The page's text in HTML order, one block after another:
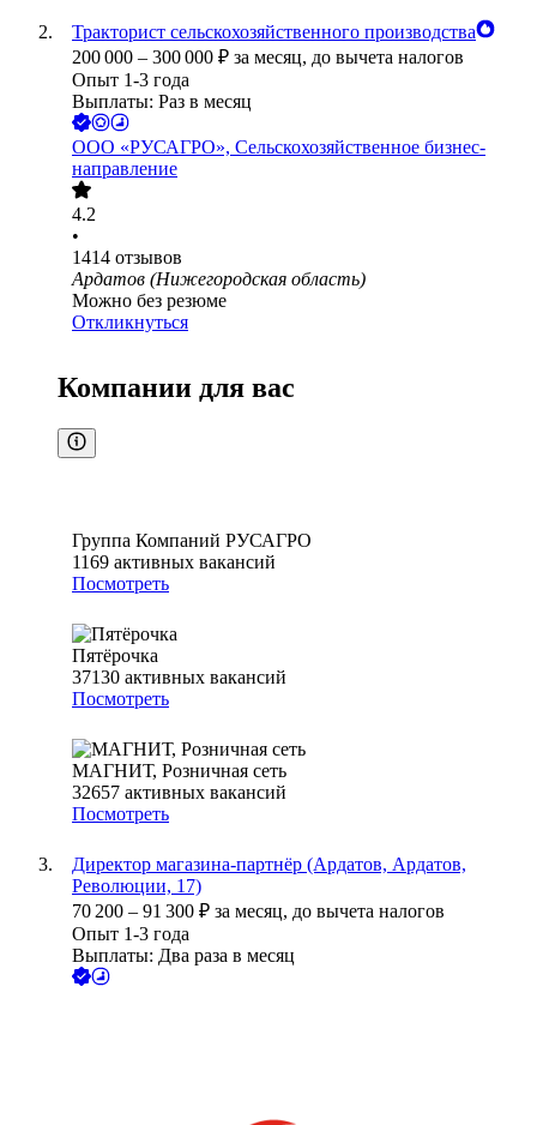
Тракторист сельскохозяйственного производства
200 000 – 300 000 ₽ за месяц, до вычета налогов
Опыт 1-3 года
Выплаты: Раз в месяц
ООО «РУСАГРО», Сельскохозяйственное бизнес-
направление
4.2
•
1414 отзывов
Ардатов (Нижегородская область)
Можно без резюме
Откликнуться
Компании для вас
Группа Компаний РУСАГРО
1169 активных вакансий
Посмотреть
Пятёрочка
37130 активных вакансий
Посмотреть
МАГНИТ, Розничная сеть
32657 активных вакансий
Посмотреть
Директор магазина-партнёр (Ардатов, Ардатов,
Революции, 17)
70 200 – 91 300 ₽ за месяц, до вычета налогов
Опыт 1-3 года
Выплаты: Два раза в месяц